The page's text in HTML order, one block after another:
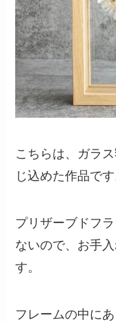
こちらは、ガラ
じ込めた作品です
プリザーブドフ
ないので、お手
す。
フレームの中に